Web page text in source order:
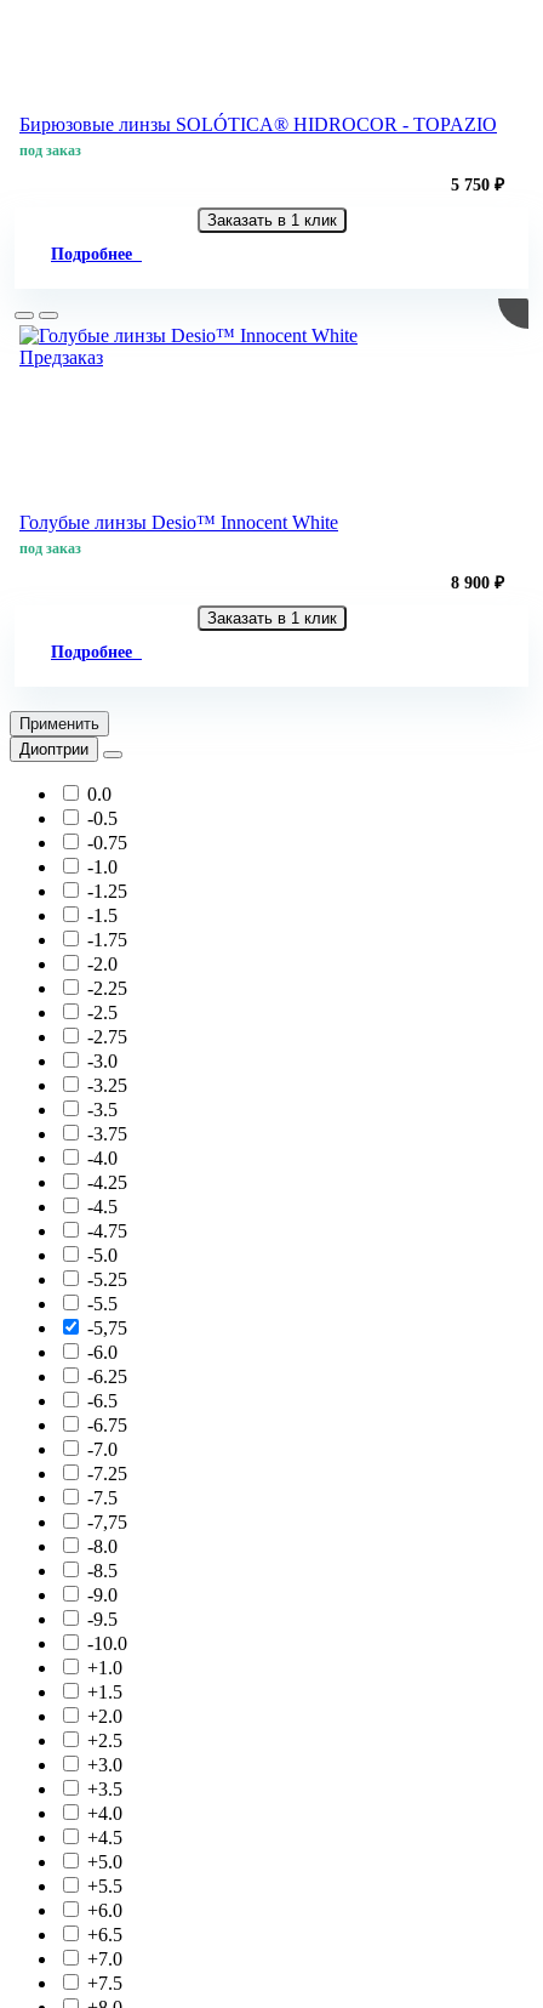
Бирюзовые линзы SOLÓTICA® HIDROCOR - TOPAZIO
под заказ
5 750 ₽
Заказать в 1 клик
Подробнее
Предзаказ
Голубые линзы Desio™ Innocent White
под заказ
8 900 ₽
Заказать в 1 клик
Подробнее
Применить
Диоптрии
0.0
-0.5
-0.75
-1.0
-1.25
-1.5
-1.75
-2.0
-2.25
-2.5
-2.75
-3.0
-3.25
-3.5
-3.75
-4.0
-4.25
-4.5
-4.75
-5.0
-5.25
-5.5
-5,75
-6.0
-6.25
-6.5
-6.75
-7.0
-7.25
-7.5
-7,75
-8.0
-8.5
-9.0
-9.5
-10.0
+1.0
+1.5
+2.0
+2.5
+3.0
+3.5
+4.0
+4.5
+5.0
+5.5
+6.0
+6.5
+7.0
+7.5